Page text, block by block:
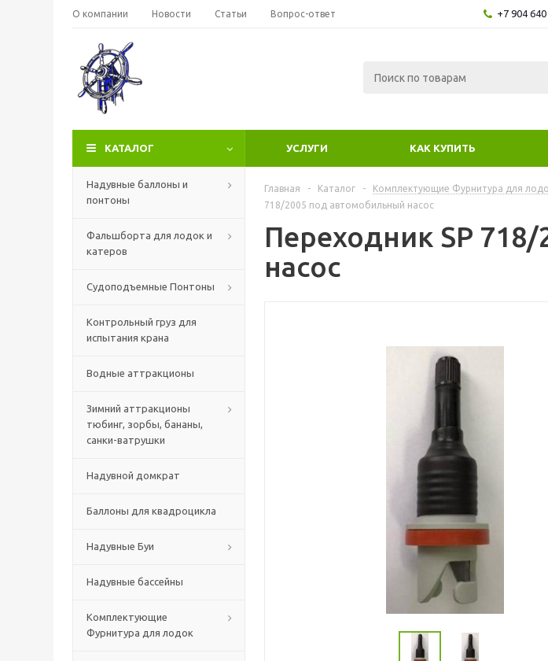
О компании Новости Статьи Вопрос-ответ +7 904
КАТАЛОГ УСЛУГИ КАК КУПИТЬ
Надувные баллоны и
понтоны
Фальшборта для лодок и
катеров
Судоподъемные Понтоны
Контрольный груз для
испытания крана
Водные аттракционы
Зимний аттракционы
тюбинг, зорбы, бананы,
санки-ватрушки
Надувной домкрат
Баллоны для квадроцикла
Надувные Буи
Надувные бассейны
Комплектующие
Фурнитура для лодок
Главная - Каталог - Комплектующие Фурнитура для
718/2005 под автомобильный насос
Переходник SP
насос